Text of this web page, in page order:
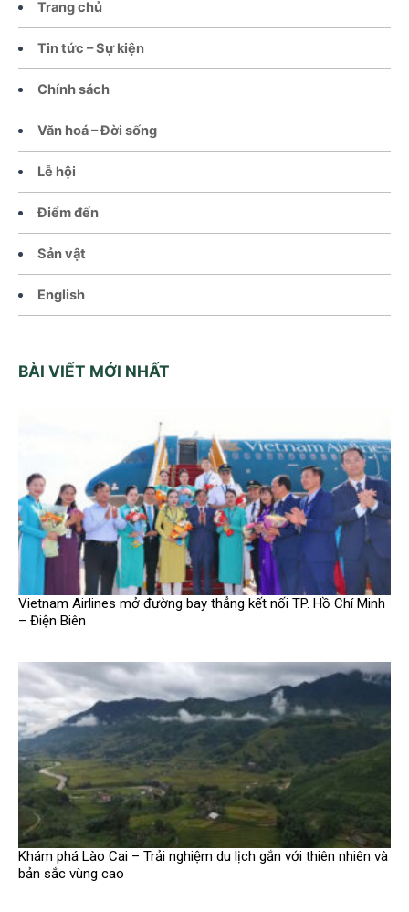
Trang chủ
Tin tức – Sự kiện
Chính sách
Văn hoá – Đời sống
Lễ hội
Điểm đến
Sản vật
English
BÀI VIẾT MỚI NHẤT
Vietnam Airlines mở đường bay thẳng kết nối TP. Hồ Chí Minh
– Điện Biên
Khám phá Lào Cai – Trải nghiệm du lịch gắn với thiên nhiên và
bản sắc vùng cao